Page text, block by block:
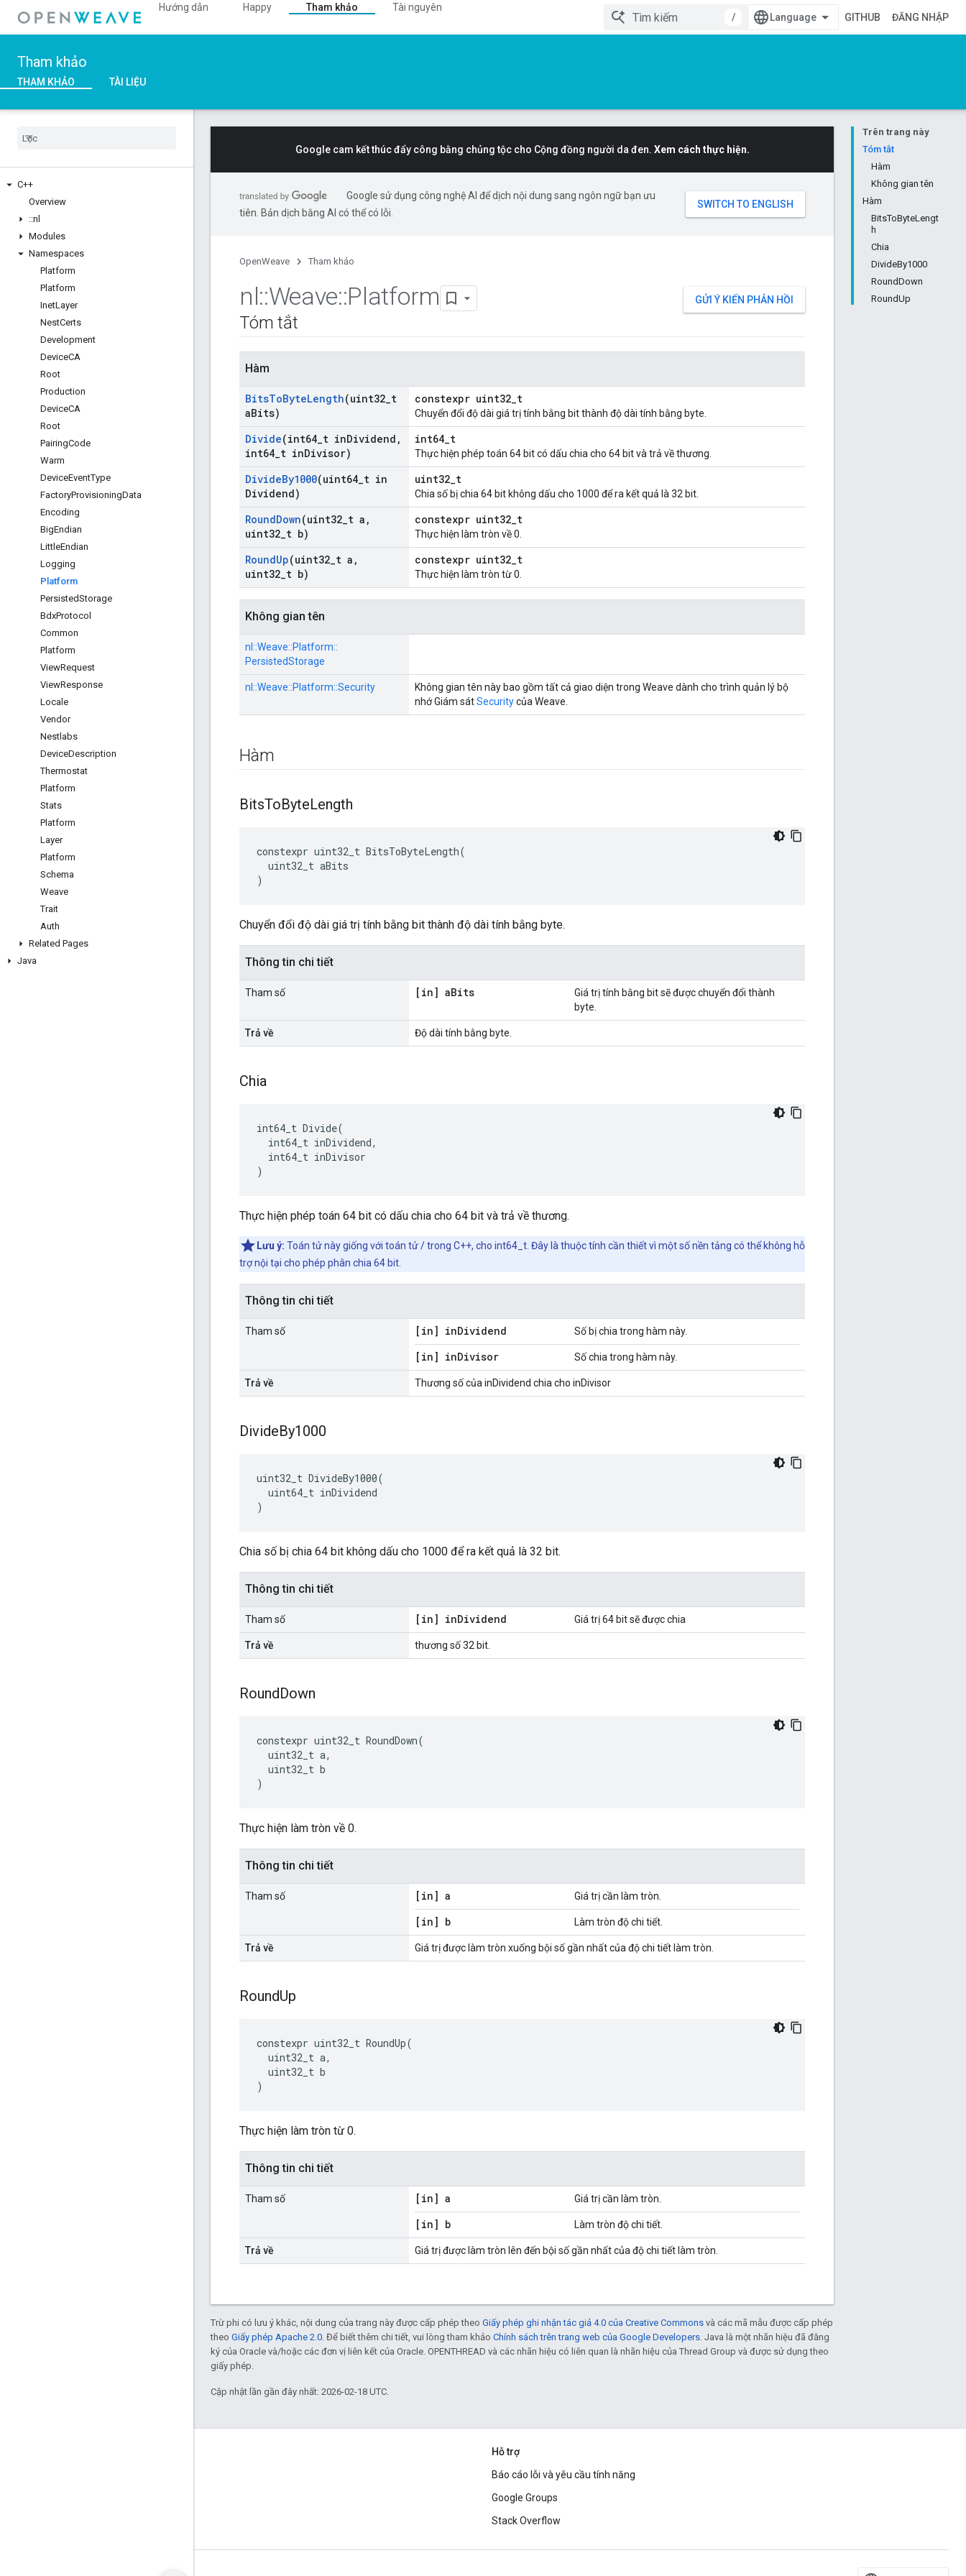
Hướng dẫn Happy Tham khảo
Tài nguyên
/
GITHUB ĐĂNG NHẬP
Tham khảo
THAM KHẢO TÀI LIỆU
C++
Overview
::nl
Modules
Namespaces
Platform
Platform
InetLayer
NestCerts
Development
DeviceCA
Root
Production
DeviceCA
Root
PairingCode
Warm
DeviceEventType
FactoryProvisioningData
Encoding
BigEndian
LittleEndian
Logging
Platform
PersistedStorage
BdxProtocol
Common
Platform
ViewRequest
ViewResponse
Locale
Vendor
Nestlabs
DeviceDescription
Thermostat
Platform
Stats
Platform
Layer
Platform
Schema
Weave
Trait
Auth
Related Pages
Java
Trên trang này
Tóm tắt
Hàm
Không gian tên
Hàm
BitsToByteLengt
h
Chia
DivideBy1000
RoundDown
RoundUp
Google cam kết thúc đẩy công bằng chủng tộc cho Cộng đồng người da đen. Xem cách thực hiện.
Google sử dụng công nghệ AI để dịch nội dung sang ngôn ngữ bạn ưu
tiên. Bản dịch bằng AI có thể có lỗi.
OpenWeave Tham khảo
GỬI Ý KIẾN PHẢN HỒI
nl::Weave::Platform
Tóm tắt
Hàm
BitsToByteLength(uint32 t
aBits)
constexpr uint32_t
Chuyển đổi độ dài giá trị tính bằng bit thành độ dài tính bằng byte.
Divide(int64 t inDividend ,
int64 t inDivisor)
int64_t
Thực hiện phép toán 64 bit có dấu chia cho 64 bit và trả về thương.
DivideBy1000(uint64 t in
Dividend)
uint32_t
Chia số bị chia 64 bit không dấu cho 1000 để ra kết quả là 32 bit.
RoundDown(uint32 t a ,
uint32 t b)
constexpr uint32_t
Thực hiện làm tròn về 0.
RoundUp(uint32 t a ,
uint32 t b)
constexpr uint32_t
Thực hiện làm tròn từ 0.
Không gian tên
nl::Weave::Platform::
PersistedStorage
nl::Weave::Platform::Security
Không gian tên này bao gồm tất cả giao diện trong Weave dành cho trình quản lý bộ
nhớ Giám sátSecuritycủa Weave.
Hàm
BitsToByteLength
constexpr uint32_t BitsToByteLength(
uint32_t aBits
)
Chuyển đổi độ dài giá trị tính bằng bit thành độ dài tính bằng byte.
Thông tin chi tiết
Tham số [in] aBits
Giá trị tính bằng bit sẽ được chuyển đổi thành
byte.
Trả về Độ dài tính bằng byte.
Chia
int64_t Divide(
  int64_t inDividend,
  int64_t inDivisor
)
Thực hiện phép toán 64 bit có dấu chia cho 64 bit và trả về thương.
Lưu ý: Toán tử này giống với toán tử / trong C++, cho int64_t. Đây là thuộc tính cần thiết vì một số nền tảng có thể không hỗ
trợ nội tại cho phép phân chia 64 bit.
Thông tin chi tiết
Tham số [in] inDividend Số bị chia trong hàm này.
[in] inDivisor Số chia trong hàm này.
Trả về Thương số của inDividend chia cho inDivisor
DivideBy1000
uint32_t DivideBy1000(
  uint64_t inDividend
)
Chia số bị chia 64 bit không dấu cho 1000 để ra kết quả là 32 bit.
Thông tin chi tiết
Tham số [in] inDividend Giá trị 64 bit sẽ được chia
Trả về thương số 32 bit.
RoundDown
constexpr uint32_t RoundDown(
uint32_t a,
uint32_t b
)
Thực hiện làm tròn về 0.
Thông tin chi tiết
Tham số [in] a Giá trị cần làm tròn.
[in] b Làm tròn độ chi tiết.
Trả về Giá trị được làm tròn xuống bội số gần nhất của độ chi tiết làm tròn.
RoundUp
constexpr uint32_t RoundUp(
uint32_t a,
uint32_t b
)
Thực hiện làm tròn từ 0.
Thông tin chi tiết
Tham số [in] a Giá trị cần làm tròn.
[in] b Làm tròn độ chi tiết.
Trả về Giá trị được làm tròn lên đến bội số gần nhất của độ chi tiết làm tròn.
Trừ phi có lưu ý khác, nội dung của trang này được cấp phép theo Giấy phép ghi nhận tác giả 4.0 của Creative Commons và các mã mẫu được cấp phép
theo Giấy phép Apache 2.0. Để biết thêm chi tiết, vui lòng tham khảo Chính sách trên trang web của Google Developers. Java là một nhãn hiệu đã đăng
ký của Oracle và/hoặc các đơn vị liên kết của Oracle. OPENTHREAD và các nhãn hiệu có liên quan là nhãn hiệu của Thread Group và được sử dụng theo
giấy phép.
Cập nhật lần gần đây nhất: 2026-02-18 UTC.
Hỗ trợ
Báo cáo lỗi và yêu cầu tính năng
Google Groups
Stack Overflow